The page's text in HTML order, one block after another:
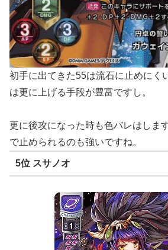
初手に出てきた55は流石に止めにく
は更に上げる手段が豊富ですし。
更に後攻になった時も色バレはしま
で止められるのも強いですね。
5位 スサノオ